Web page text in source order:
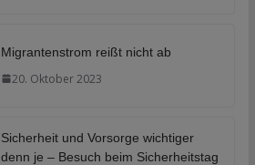
Migrantenstrom reißt nicht ab
20. Oktober 2023
Sicherheit und Vorsorge wichtiger
denn je – Besuch beim Sicherheitstag